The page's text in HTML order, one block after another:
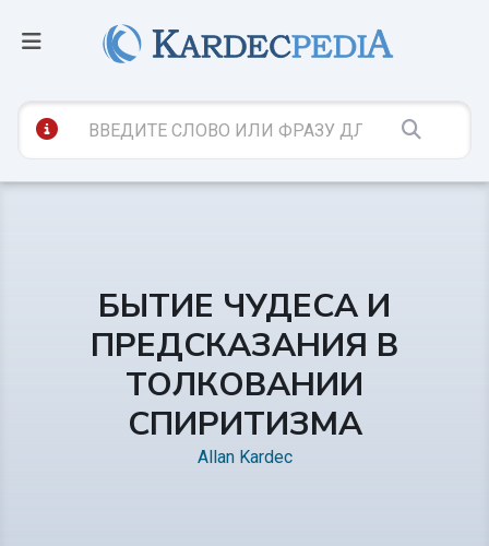
БЫТИЕ ЧУДЕСА И
ПРЕДСКАЗАНИЯ В
ТОЛКОВАНИИ
СПИРИТИЗМА
Allan Kardec